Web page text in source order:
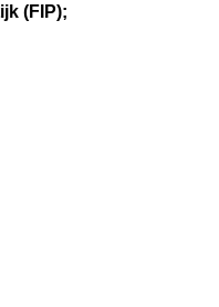
(FIP);